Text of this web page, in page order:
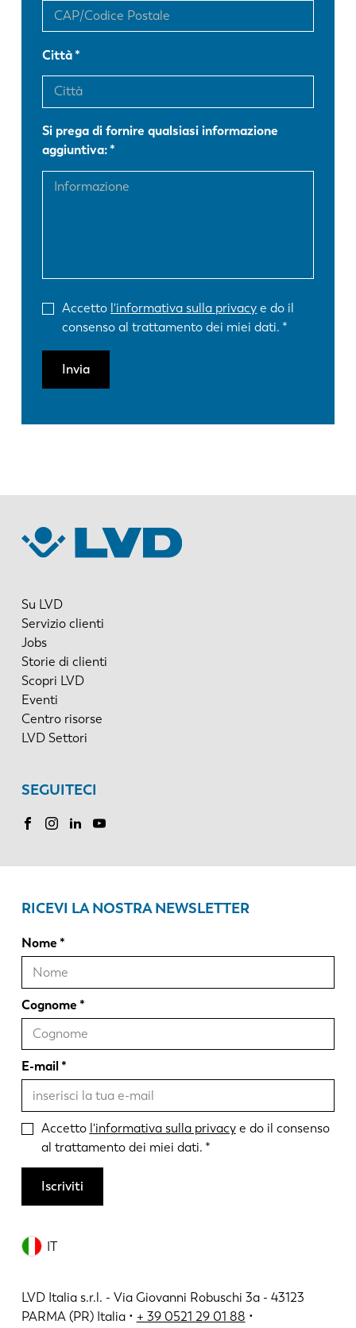
Città
Si prega di fornire qualsiasi informazione
aggiuntiva:
Accetto l'informativa sulla privacy e do il
consenso al trattamento dei miei dati.
Invia
Su LVD
Servizio clienti
Jobs
Storie di clienti
Scopri LVD
Eventi
Centro risorse
LVD Settori
SEGUITECI
IT
ES
KO CN
LVD Italia s.r.l. - Via Giovanni Robuschi 3a - 43123
PARMA (PR) Italia • + 39 0521 29 01 88 •
RICEVI LA NOSTRA NEWSLETTER
Nome
Cognome
E-mail
Accetto l'informativa sulla privacye do il consenso
al trattamento dei miei dati.
Iscriviti